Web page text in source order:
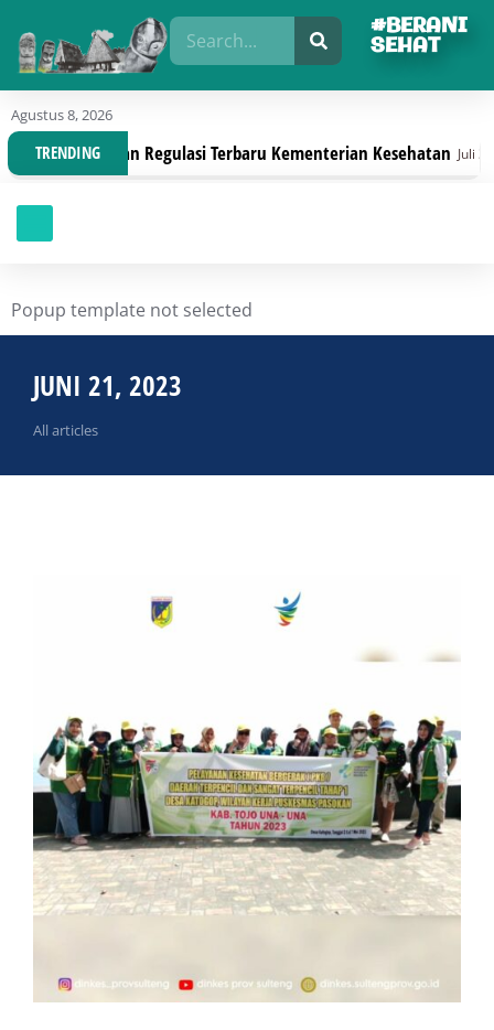
#BERANI
SEHAT
Agustus 8, 2026
TRENDING
Dengan Regulasi Terbaru Kementerian Kesehatan Juli 30,
Popup template not selected
JUNI 21, 2023
All articles